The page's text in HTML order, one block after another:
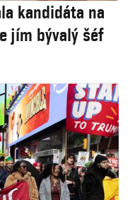
kandidáta na
jím bývalý šéf